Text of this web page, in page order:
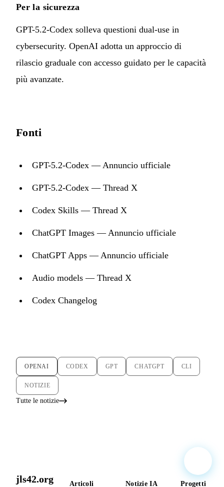
Per la sicurezza
GPT-5.2-Codex solleva questioni dual-use in
cybersecurity. OpenAI adotta un approccio di
rilascio graduale con accesso guidato per le capacità
più avanzate.
Fonti
GPT-5.2-Codex — Annuncio ufficiale
GPT-5.2-Codex — Thread X
Codex Skills — Thread X
ChatGPT Images — Annuncio ufficiale
ChatGPT Apps — Annuncio ufficiale
Audio models — Thread X
Codex Changelog
OPENAI CODEX GPT CHATGPT CLI
NOTIZIE
Tutte le notizie
jls42.org Articoli Notizie IA Progetti